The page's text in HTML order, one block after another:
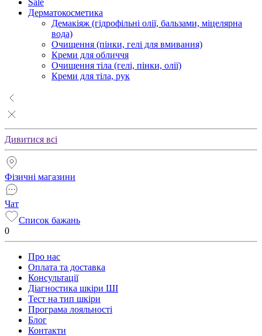
Sale
Дерматокосметика
Демакіяж (гідрофільні олії, бальзами, міцелярна
вода)
Очищення (пінки, гелі для вмивання)
Креми для обличчя
Очищення тіла (гелі, пінки, олії)
Креми для тіла, рук
Дивитися всі
Фізичні магазини
Чат
Список бажань
0
Про нас
Оплата та доставка
Консультації
Діагностика шкіри ШІ
Тест на тип шкіри
Програма лояльності
Блог
Контакти